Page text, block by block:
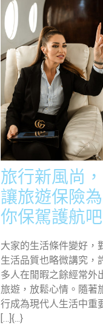
旅行新風尚，
讓旅遊保險為
你保駕護航吧
大家的生活條件變好，
生活品質也略微講究，
多人在閒暇之餘經常外
旅遊，放鬆心情。隨著
行成為現代人生活中重
[…]{...}